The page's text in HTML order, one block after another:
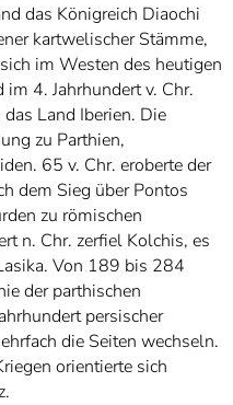
das Königreich Diaochi
kartwelischer Stämme,
im Westen des heutigen
4. Jahrhundert v. Chr.
Land Iberien. Die
zu Parthien,
65 v. Chr. eroberte der
dem Sieg über Pontos
zu römischen
n. Chr. zerfiel Kolchis, es
Von 189 bis 284
der parthischen
persischer
die Seiten wechseln.
orientierte sich